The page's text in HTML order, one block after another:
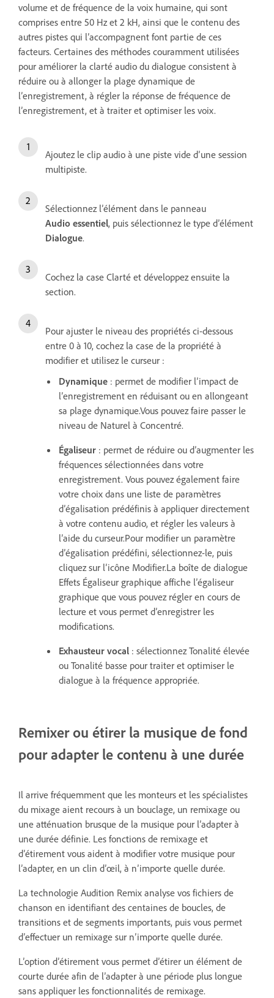
volume et de fréquence de la voix humaine, qui sont
comprises entre 50 Hz et 2 kH, ainsi que le contenu des
autres pistes qui l’accompagnent font partie de ces
facteurs. Certaines des méthodes couramment utilisées
pour améliorer la clarté audio du dialogue consistent à
réduire ou à allonger la plage dynamique de
l’enregistrement, à régler la réponse de fréquence de
l’enregistrement, et à traiter et optimiser les voix.
Ajoutez le clip audio à une piste vide d’une session
multipiste.
Sélectionnez l’élément dans le panneau
Audio essentiel, puis sélectionnez le type d’élément
Dialogue.
Cochez la case Clarté et développez ensuite la
section.
Pour ajuster le niveau des propriétés ci-dessous
entre 0 à 10, cochez la case de la propriété à
modifier et utilisez le curseur :
Dynamique : permet de modifier l’impact de
l’enregistrement en réduisant ou en allongeant
sa plage dynamique.Vous pouvez faire passer le
niveau de Naturel à Concentré.
Égaliseur : permet de réduire ou d’augmenter les
fréquences sélectionnées dans votre
enregistrement. Vous pouvez également faire
votre choix dans une liste de paramètres
d’égalisation prédéfinis à appliquer directement
à votre contenu audio, et régler les valeurs à
l’aide du curseur.Pour modifier un paramètre
d’égalisation prédéfini, sélectionnez-le, puis
cliquez sur l’icône Modifier.La boîte de dialogue
Effets Égaliseur graphique affiche l’égaliseur
graphique que vous pouvez régler en cours de
lecture et vous permet d’enregistrer les
modifications.
Exhausteur vocal : sélectionnez Tonalité élevée
ou Tonalité basse pour traiter et optimiser le
dialogue à la fréquence appropriée.
Remixer ou étirer la musique de fond
pour adapter le contenu à une durée
Il arrive fréquemment que les monteurs et les spécialistes
du mixage aient recours à un bouclage, un remixage ou
une atténuation brusque de la musique pour l’adapter à
une durée définie. Les fonctions de remixage et
d’étirement vous aident à modifier votre musique pour
l’adapter, en un clin d’œil, à n’importe quelle durée.
La technologie Audition Remix analyse vos fichiers de
chanson en identifiant des centaines de boucles, de
transitions et de segments importants, puis vous permet
d’effectuer un remixage sur n’importe quelle durée.
L’option d’étirement vous permet d’étirer un élément de
courte durée afin de l’adapter à une période plus longue
sans appliquer les fonctionnalités de remixage.